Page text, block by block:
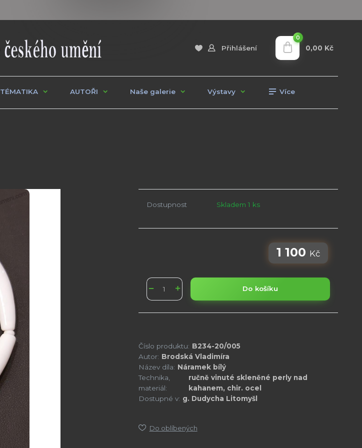
Přihlášení
0
0,00 Kč
TÉMATIKA AUTOŘI Naše galerie Výstavy Více
Dostupnost Skladem 1 ks
1 100 Kč
Do košíku
Číslo produktu: B234-20/005
Autor: Brodská Vladimíra
Název díla: Náramek bílý
Technika,
materiál:
ručně vinuté skleněné perly nad
kahanem, chir. ocel
Dostupné v: g. Dudycha Litomyšl
Do oblíbených